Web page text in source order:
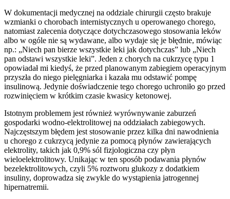
W dokumentacji medycznej na oddziale chirurgii często brakuje
wzmianki o chorobach internistycznych u operowanego chorego,
natomiast zalecenia dotyczące dotychczasowego stosowania leków
albo w ogóle nie są wydawane, albo wydaje się je błędnie, mówiąc
np.: „Niech pan bierze wszystkie leki jak dotychczas” lub „Niech
pan odstawi wszystkie leki”. Jeden z chorych na cukrzycę typu 1
opowiadał mi kiedyś, że przed planowanym zabiegiem operacyjnym
przyszła do niego pielęgniarka i kazała mu odstawić pompę
insulinową. Jedynie doświadczenie tego chorego uchroniło go przed
rozwinięciem w krótkim czasie kwasicy ketonowej.
Istotnym problemem jest również wyrównywanie zaburzeń
gospodarki wodno-elektrolitowej na oddziałach zabiegowych.
Najczęstszym błędem jest stosowanie przez kilka dni nawodnienia
u chorego z cukrzycą jedynie za pomocą płynów zawierających
elektrolity, takich jak 0,9% sól fizjologiczna czy płyn
wieloelektrolitowy. Unikając w ten sposób podawania płynów
bezelektrolitowych, czyli 5% roztworu glukozy z dodatkiem
insuliny, doprowadza się zwykle do wystąpienia jatrogennej
hipernatremii.